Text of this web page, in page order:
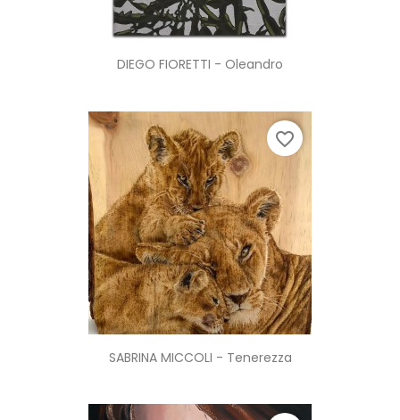
DIEGO FIORETTI - Oleandro
SABRINA MICCOLI - Tenerezza
favorite_border